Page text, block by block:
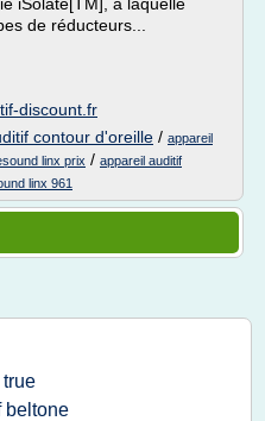
de réducteurs...
discount.fr
contour d'oreille / appareil
linx prix / appareil auditif
linx 961
beltone